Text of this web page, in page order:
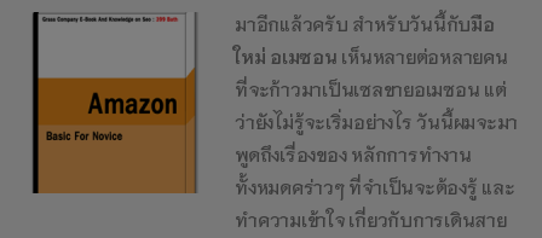
มาอีกแล้วครับ สำหรับวันนี้กับมือ
ใหม่ อเมซอน เห็นหลายต่อหลายคน
ที่จะก้าวมาเป็นเซลขายอเมซอน แต่
ว่ายังไม่รู้จะเริ่มอย่างไร วันนี้ผมจะมา
พูดถึงเรื่องของ หลักการทำงาน
ทั้งหมดคร่าวๆ ที่จำเป็นจะต้องรู้ และ
ทำความเข้าใจ เกี่ยวกับการเดินสาย